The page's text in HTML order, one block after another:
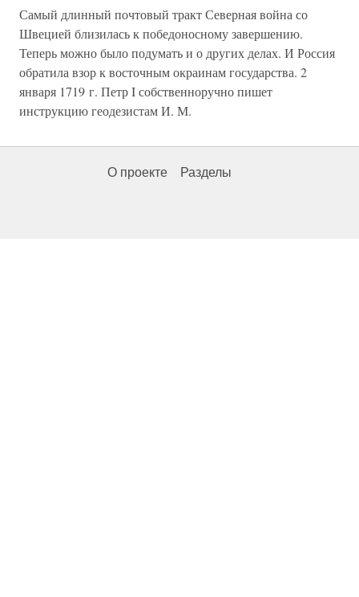
Самый длинный почтовый тракт Северная война со
Швецией близилась к победоносному завершению.
Теперь можно было подумать и о других делах. И Россия
обратила взор к восточным окраинам государства. 2
января 1719 г. Петр I собственноручно пишет
инструкцию геодезистам И. М.
О проекте Разделы